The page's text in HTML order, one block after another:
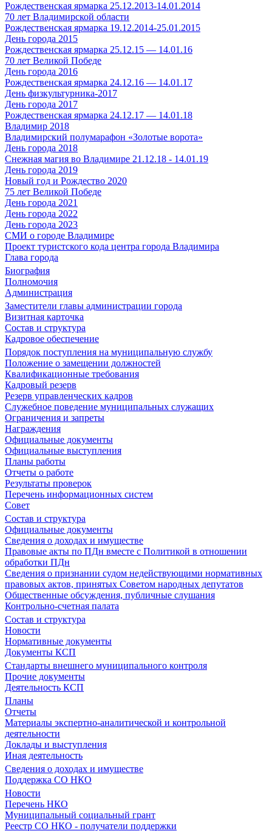
Рождественская ярмарка 25.12.2013-14.01.2014
70 лет Владимирской области
Рождественская ярмарка 19.12.2014-25.01.2015
День города 2015
Рождественская ярмарка 25.12.15 — 14.01.16
70 лет Великой Победе
День города 2016
Рождественская ярмарка 24.12.16 — 14.01.17
День физкультурника-2017
День города 2017
Рождественская ярмарка 24.12.17 — 14.01.18
Владимир 2018
Владимирский полумарафон «Золотые ворота»
День города 2018
Снежная магия во Владимире 21.12.18 - 14.01.19
День города 2019
Новый год и Рождество 2020
75 лет Великой Победе
День города 2021
День города 2022
День города 2023
СМИ о городе Владимире
Проект туристского кода центра города Владимира
Глава города
Биография
Полномочия
Администрация
Заместители главы администрации города
Визитная карточка
Состав и структура
Кадровое обеспечение
Порядок поступления на муниципальную службу
Положение о замещении должностей
Квалификационные требования
Кадровый резерв
Резерв управленческих кадров
Служебное поведение муниципальных служащих
Ограничения и запреты
Награждения
Официальные документы
Официальные выступления
Планы работы
Отчеты о работе
Результаты проверок
Перечень информационных систем
Совет
Состав и структура
Официальные документы
Сведения о доходах и имуществе
Правовые акты по ПДн вместе с Политикой в отношении
обработки ПДн
Сведения о признании судом недействующими нормативных
правовых актов, принятых Советом народных депутатов
Общественные обсуждения, публичные слушания
Контрольно-счетная палата
Состав и структура
Новости
Нормативные документы
Документы КСП
Стандарты внешнего муниципального контроля
Прочие документы
Деятельность КСП
Планы
Отчеты
Материалы экспертно-аналитической и контрольной
деятельности
Доклады и выступления
Иная деятельность
Сведения о доходах и имуществе
Поддержка СО НКО
Новости
Перечень НКО
Муниципальный социальный грант
Реестр СО НКО - получатели поддержки